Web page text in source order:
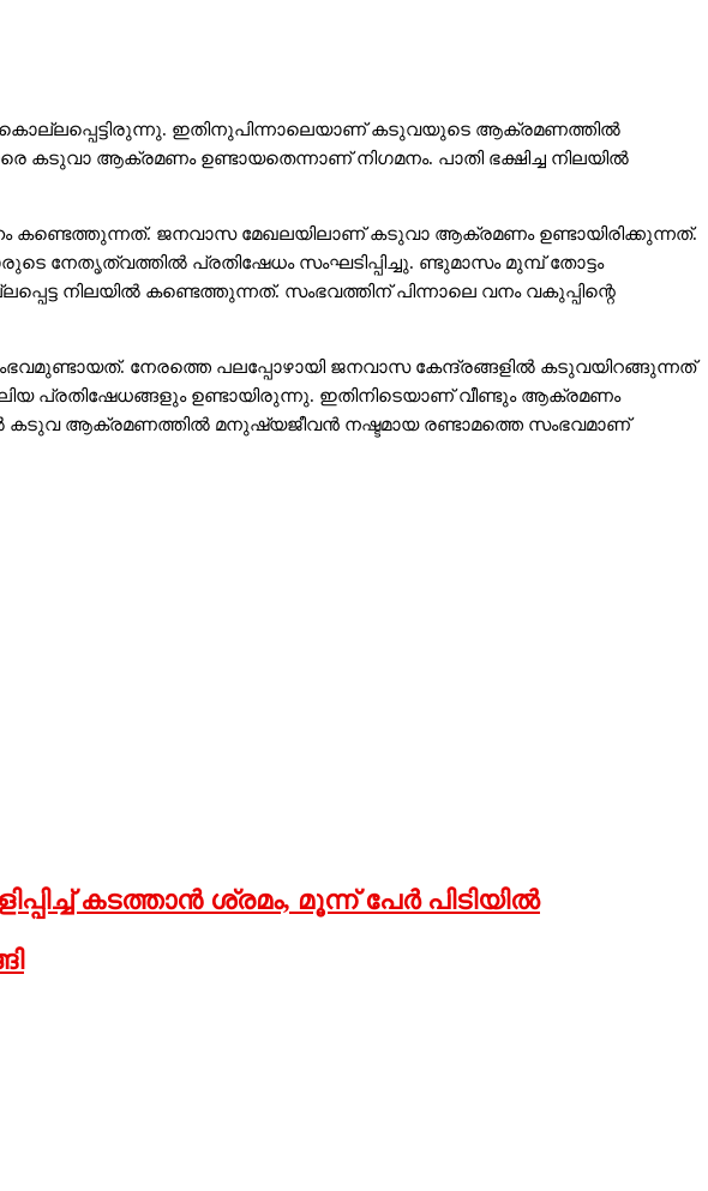
ഇതിനുപിന്നാലെയാണ് കടുവയുടെ ആക്രമണത്തില്‍
കടുവാ ആക്രമണം ഉണ്ടായതെന്നാണ് നിഗമനം. പാതി ഭക്ഷിച്ച നിലയില്‍
കണ്ടെത്തുന്നത്. ജനവാസ മേഖലയിലാണ് കടുവാ ആക്രമണം ഉണ്ടായിരിക്കുന്നത്.
നേതൃത്വത്തില്‍ പ്രതിഷേധം സംഘടിപ്പിച്ചു. ണ്ടുമാസം മുമ്പ് തോട്ടം
നിലയില്‍ കണ്ടെത്തുന്നത്. സംഭവത്തിന് പിന്നാലെ വനം വകുപ്പിന്റെ
നേരത്തെ പലപ്പോഴായി ജനവാസ കേന്ദ്രങ്ങളില്‍ കടുവയിറങ്ങുന്നത്
പ്രതിഷേധങ്ങളും ഉണ്ടായിരുന്നു. ഇതിനിടെയാണ് വീണ്ടും ആക്രമണം
കടുവ ആക്രമണത്തില്‍ മനുഷ്യജീവന്‍ നഷ്ടമായ രണ്ടാമത്തെ സംഭവമാണ്
കടത്താന്‍ ശ്രമം, മൂന്ന് പേര്‍ പിടിയില്‍